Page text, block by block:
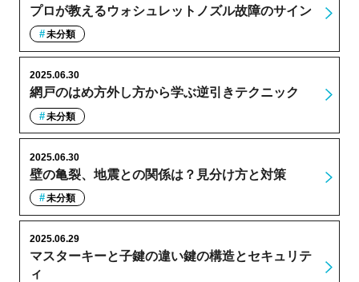
プロが教えるウォシュレットノズル故障のサイン
未分類
網戸のはめ方外し方から学ぶ逆引きテクニック
2025.06.30
未分類
壁の亀裂、地震との関係は？見分け方と対策
2025.06.30
未分類
マスターキーと子鍵の違い鍵の構造とセキュリテ
ィ
2025.06.29